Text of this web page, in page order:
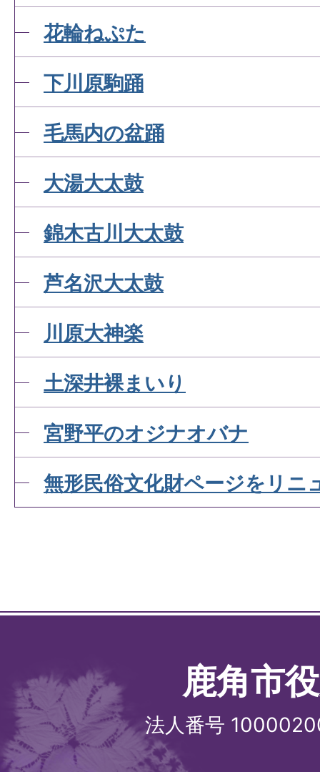
花輪ねぷた
下川原駒踊
毛馬内の盆踊
大湯大太鼓
錦木古川大太鼓
芦名沢大太鼓
川原大神楽
土深井裸まいり
宮野平のオジナオバナ
無形民俗文化財ページをリニ
鹿角市
法人番号